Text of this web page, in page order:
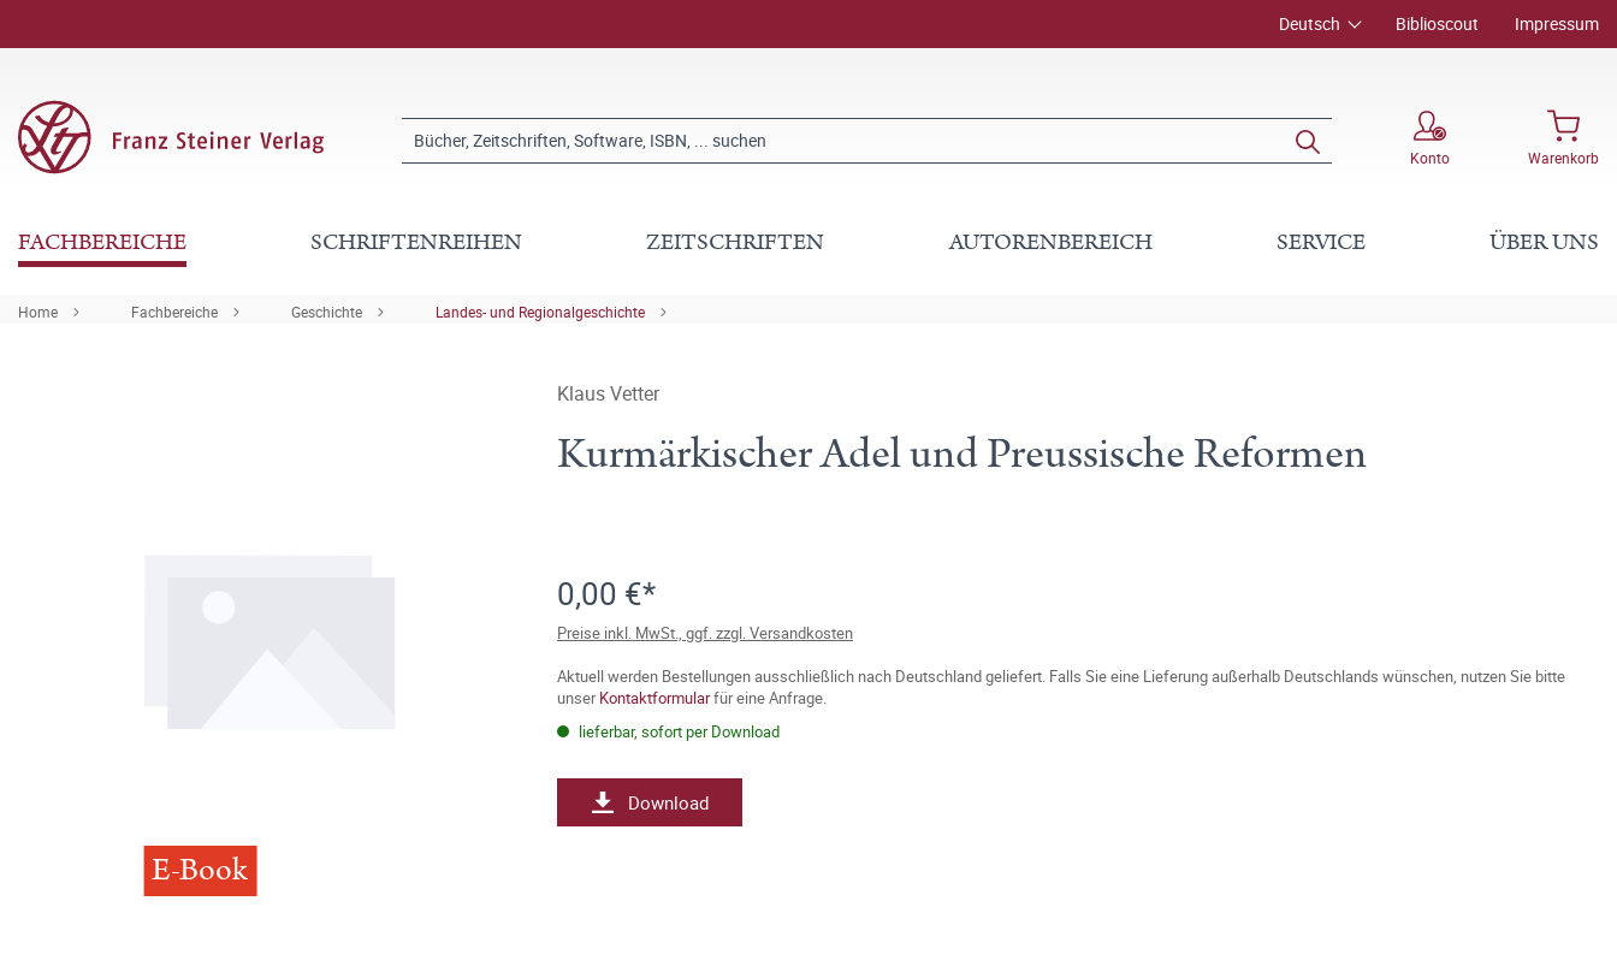
Deutsch Biblioscout Impressum
Konto Warenkorb
FACHBEREICHE SCHRIFTENREIHEN ZEITSCHRIFTEN AUTORENBEREICH SERVICE ÜBER UNS
Home Fachbereiche Geschichte Landes- und Regionalgeschichte
E-Book
Klaus Vetter
Kurmärkischer Adel und Preussische Reformen
0,00 €*
Preise inkl. MwSt., ggf. zzgl. Versandkosten
Aktuell werden Bestellungen ausschließlich nach Deutschland geliefert. Falls Sie eine Lieferung außerhalb Deutschlands wünschen, nutzen Sie bitte
unserKontaktformularfür eine Anfrage.
lieferbar, sofort per Download
Download